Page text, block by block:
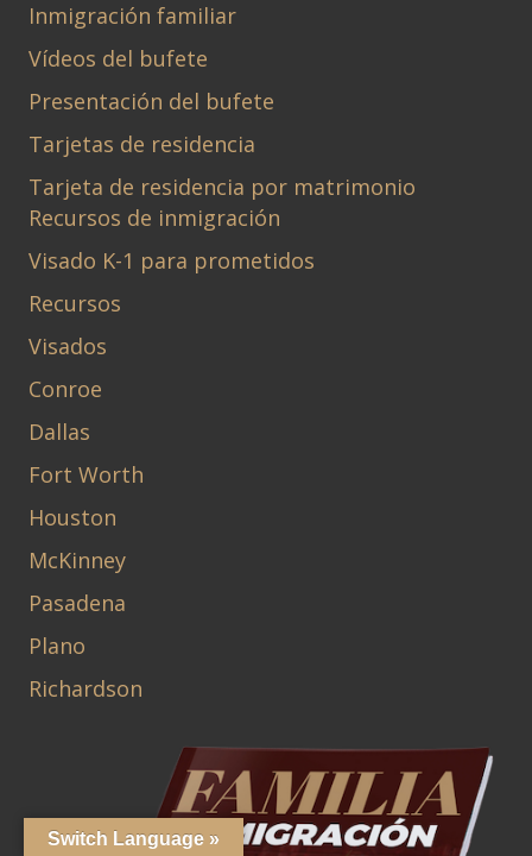
Inmigración familiar
Vídeos del bufete
Presentación del bufete
Tarjetas de residencia
Tarjeta de residencia por matrimonio
Recursos de inmigración
Visado K-1 para prometidos
Recursos
Visados
Conroe
Dallas
Fort Worth
Houston
McKinney
Pasadena
Plano
Richardson
Switch Language »